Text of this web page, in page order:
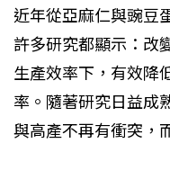
近年從亞麻仁與豌豆
許多研究都顯示：改
生產效率下，有效降
率。隨著研究日益成
與高產不再有衝突，